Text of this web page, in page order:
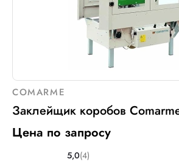
COMARME
Заклейщик коробов
Цена по запросу
5,0(4)